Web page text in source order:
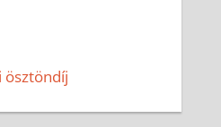
ösztöndíj